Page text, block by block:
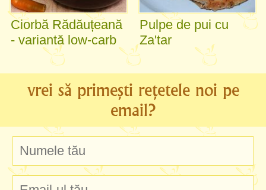
Ciorbă Rădăuțeană
- variantă low-carb
Pulpe de pui cu
Za'tar
vrei să primești rețetele noi pe
email?